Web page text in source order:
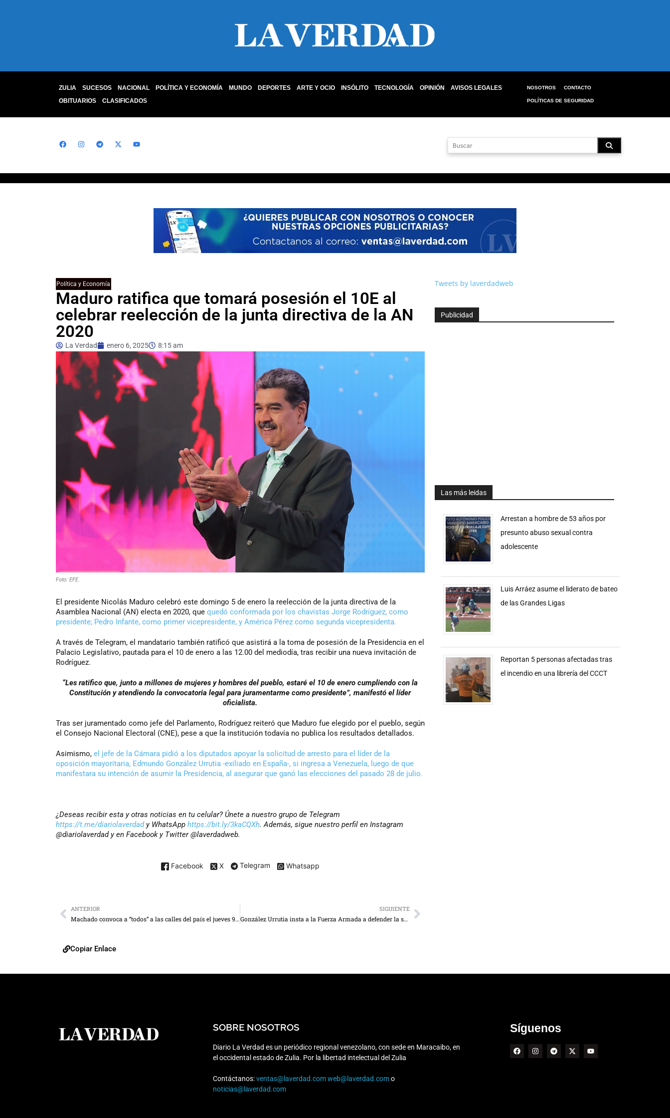
ZULIA SUCESOS NACIONAL POLÍTICA Y ECONOMÍA MUNDO DEPORTES ARTE Y OCIO INSÓLITO TECNOLOGÍA OPINIÓN
AVISOS LEGALES
OBITUARIOS
CLASIFICADOS
NOSOTROS CONTACTO
POLÍTICAS DE SEGURIDAD
Política y Economía
Maduro ratifica que tomará posesión el 10E al
celebrar reelección de la junta directiva de la AN
2020
La Verdad enero 6, 2025 8:15 am
Foto: EFE.
El presidente Nicolás Maduro celebró este domingo 5 de enero la reelección de la junta directiva de la
Asamblea Nacional (AN) electa en 2020, que quedó conformada por los chavistas Jorge Rodríguez, como
presidente; Pedro Infante, como primer vicepresidente, y América Pérez como segunda vicepresidenta.
A través de Telegram, el mandatario también ratificó que asistirá a la toma de posesión de la Presidencia en el
Palacio Legislativo, pautada para el 10 de enero a las 12.00 del mediodía, tras recibir una nueva invitación de
Rodríguez.
“Les ratifico que, junto a millones de mujeres y hombres del pueblo, estaré el 10 de enero cumpliendo con la
Constitución y atendiendo la convocatoria legal para juramentarme como presidente”, manifestó el líder
oficialista.
Tras ser juramentado como jefe del Parlamento, Rodríguez reiteró que Maduro fue elegido por el pueblo, según
el Consejo Nacional Electoral (CNE), pese a que la institución todavía no publica los resultados detallados.
Asimismo, el jefe de la Cámara pidió a los diputados apoyar la solicitud de arresto para el líder de la
oposición mayoritaria, Edmundo González Urrutia -exiliado en España-, si ingresa a Venezuela, luego de que
manifestara su intención de asumir la Presidencia, al asegurar que ganó las elecciones del pasado 28 de julio.
¿Deseas recibir esta y otras noticias en tu celular? Únete a nuestro grupo de Telegram
https://t.me/diariolaverdady WhatsApp https://bit.ly/3kaCQXh. Además, sigue nuestro perfil en Instagram
@diariolaverdad y en Facebook y Twitter @laverdadweb.
Facebook X Telegram Whatsapp
Tweets by laverdadweb
Publicidad
Las más leidas
Arrestan a hombre de 53 años por
presunto abuso sexual contra
adolescente
Luis Arráez asume el liderato de bateo
de las Grandes Ligas
Reportan 5 personas afectadas tras
el incendio en una librería del CCCT
ANTERIOR
Machado convoca a “todos” a las calles del país el jueves 9 de enero: “Yo voy contigo”
SIGUIENTE
González Urrutia insta a la Fuerza Armada a defender la soberanía popular
Copiar Enlace
SOBRE NOSOTROS
Diario La Verdad es un periódico regional venezolano, con sede en Maracaibo, en
el occidental estado de Zulia. Por la libertad intelectual del Zulia
Contáctanos:ventas@laverdad.comweb@laverdad.como
noticias@laverdad.com
Síguenos